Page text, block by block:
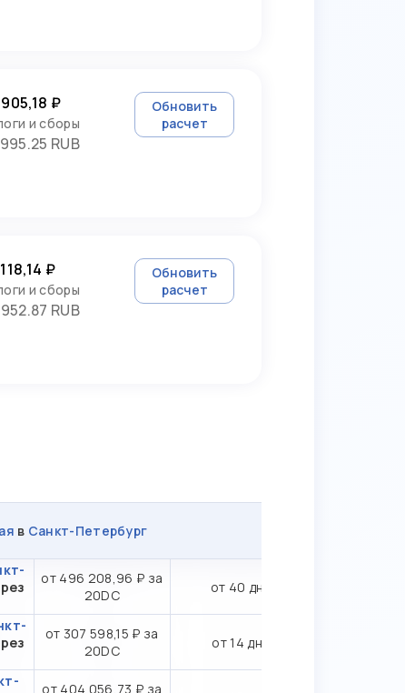
₽
и сборы
RUB
Обновить
расчет
₽
и сборы
RUB
Обновить
расчет
в Санкт-Петербург
от 496 208,96 ₽ за
20DC
от 40 дн.
от 307 598,15 ₽ за
20DC
от 14 дн.
от 404 056,73 ₽ за